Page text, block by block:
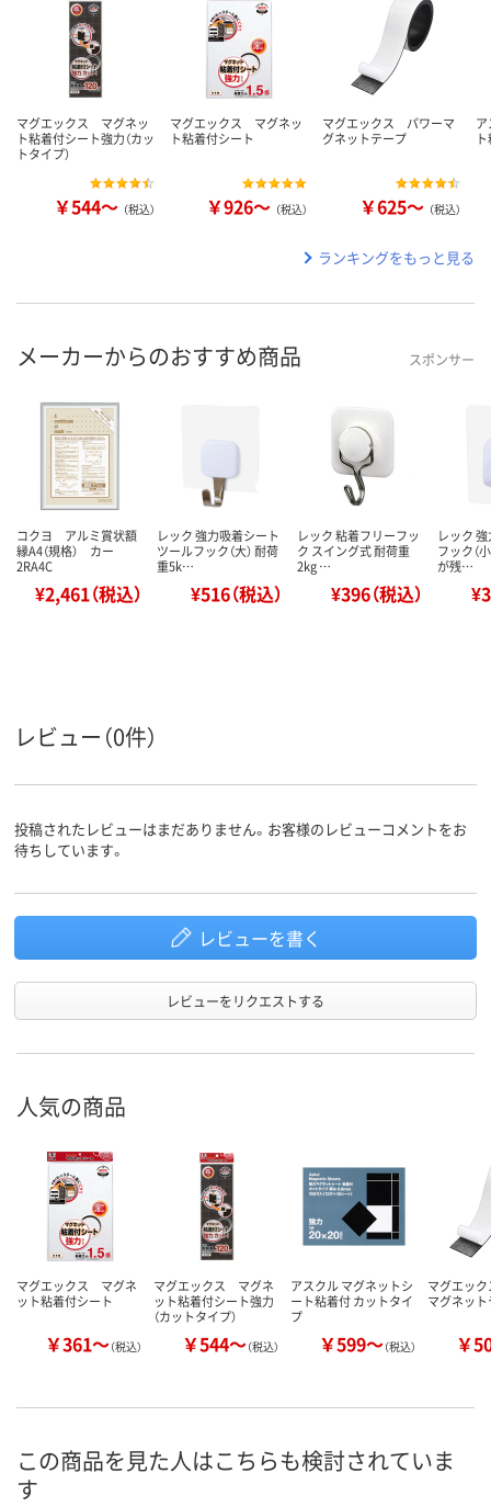
マグエックス マグネッ
ト粘着付シート強力（カッ
トタイプ）
￥544～ （税込）
マグエックス マグネッ
ト粘着付シート
￥926～ （税込）
マグエックス パワーマ
グネットテープ
￥625～ （税込）
ランキングをもっと見る
メーカーからのおすすめ商品 スポンサー
コクヨ アルミ賞状額
縁A4（規格） カー
2RA4C
¥2,461（税込）
レック 強力吸着シート
ツールフック（大） 耐荷
重5k…
¥516（税込）
レック 粘着フリーフッ
ク スイング式 耐荷重
2kg …
¥396（税込）
レック
フック（
が残…
レビュー（0件）
投稿されたレビューはまだありません。お客様のレビューコメントをお
待ちしています。
レビューを書く
レビューをリクエストする
人気の商品
マグエックス マグネ
ット粘着付シート
￥361～（税込）
マグエックス マグネ
ット粘着付シート強力
（カットタイプ）
￥544～（税込）
アスクル マグネットシ
ート粘着付 カットタイ
プ
￥599～（税込）
マグエッ
マグネッ
￥
この商品を見た人はこちらも検討されていま
す